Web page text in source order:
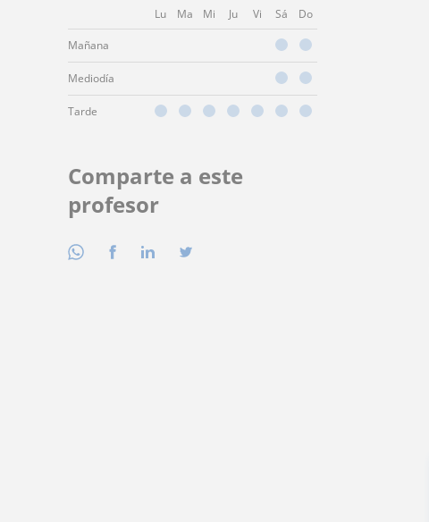
Lu Ma Mi Ju Vi Sá Do
Mañana
Mediodía
Tarde
Comparte a este
profesor